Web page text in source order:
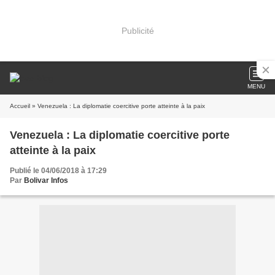
Publicité
MENU
Accueil » Venezuela : La diplomatie coercitive porte atteinte à la paix
Venezuela : La diplomatie coercitive porte
atteinte à la paix
Publié le 04/06/2018 à 17:29
Par Bolivar Infos